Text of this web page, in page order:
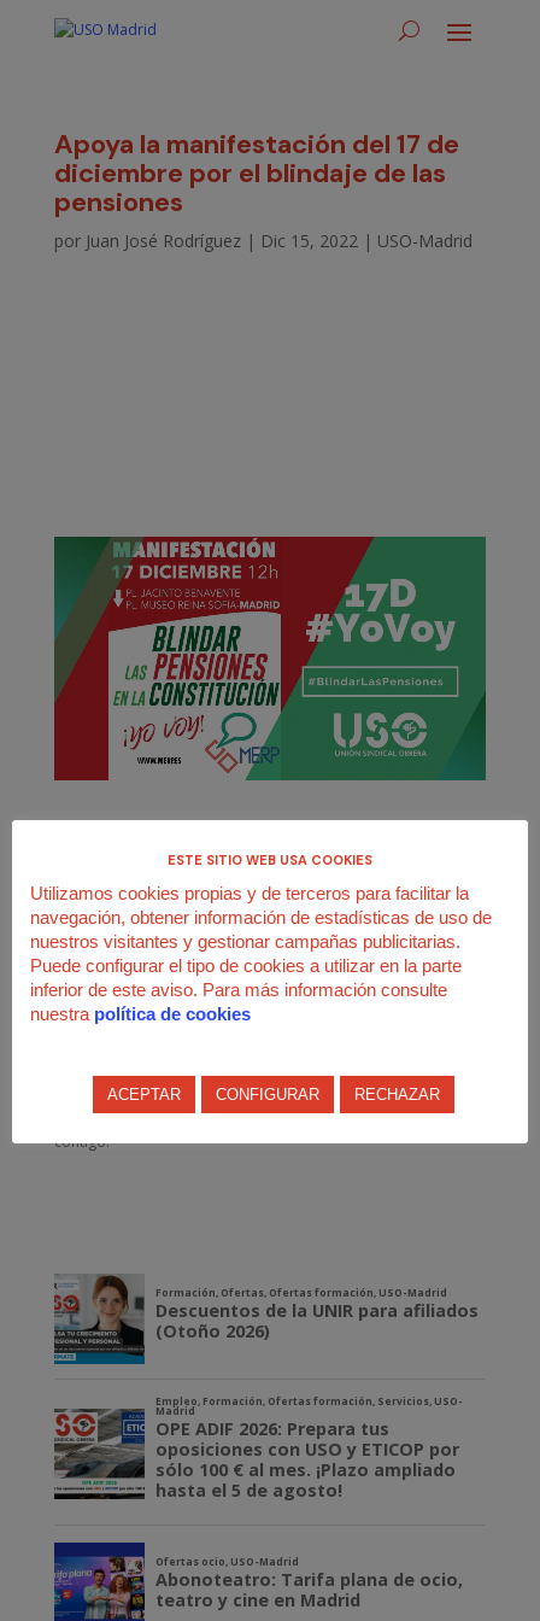
Apoya la manifestación del 17 de
diciembre por el blindaje de las
pensiones
por Juan José Rodríguez| Dic 15, 2022| USO-Madrid
Apoya la manifestación del 17 de diciembre a las 12.00 por la
defensa de las pensiones en La Constitución. ¡Contamos
contigo!
ESTE SITIO WEB USA COOKIES
Utilizamos cookies propias y de terceros para facilitar la
navegación, obtener información de estadísticas de uso de
nuestros visitantes y gestionar campañas publicitarias.
Puede configurar el tipo de cookies a utilizar en la parte
inferior de este aviso. Para más información consulte
nuestra política de cookies
ACEPTAR CONFIGURAR RECHAZAR